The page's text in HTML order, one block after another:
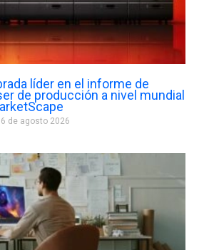
líder en el informe de
de producción a nivel mundial
6 de agosto 2026